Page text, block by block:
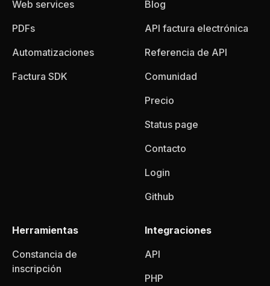
Web services
PDFs
Automatizaciones
Factura SDK
Blog
API factura electrónica
Referencia de API
Comunidad
Precio
Status page
Contacto
Login
Github
Herramientas
Constancia de
inscripción
Integraciones
API
PHP